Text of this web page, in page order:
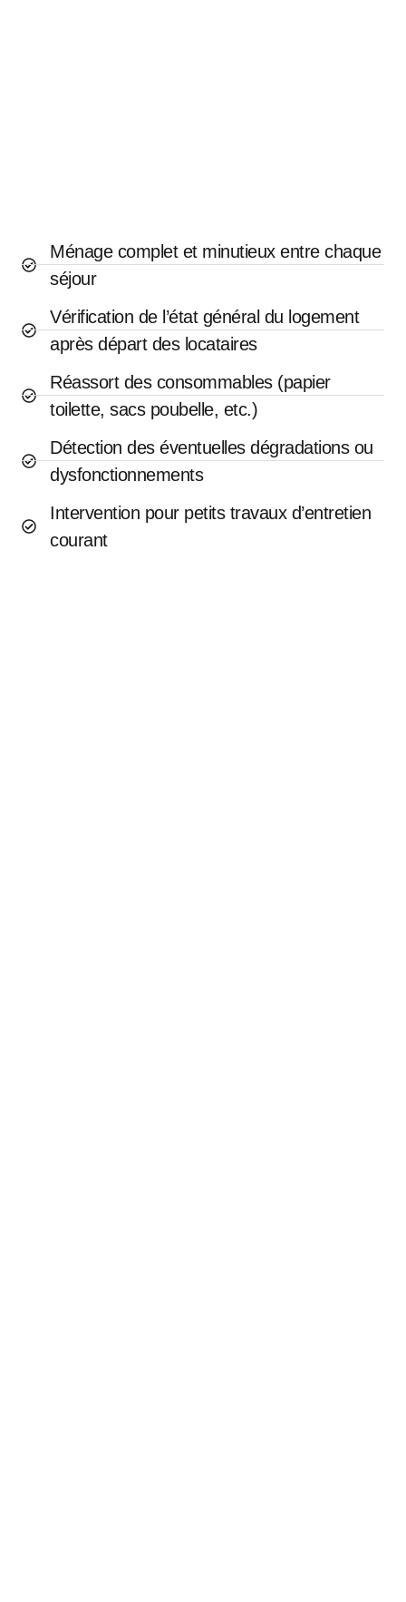
Ménage complet et minutieux entre chaque
séjour
Vérification de l’état général du logement
après départ des locataires
Réassort des consommables (papier
toilette, sacs poubelle, etc.)
Détection des éventuelles dégradations ou
dysfonctionnements
Intervention pour petits travaux d’entretien
courant